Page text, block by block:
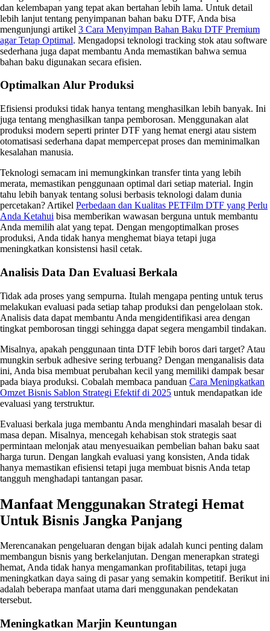
dan kelembapan yang tepat akan bertahan lebih lama. Untuk detail
lebih lanjut tentang penyimpanan bahan baku DTF, Anda bisa
mengunjungi artikel 3 Cara Menyimpan Bahan Baku DTF Premium
agar Tetap Optimal. Mengadopsi teknologi tracking stok atau software
sederhana juga dapat membantu Anda memastikan bahwa semua
bahan baku digunakan secara efisien.
Optimalkan Alur Produksi
Efisiensi produksi tidak hanya tentang menghasilkan lebih banyak. Ini
juga tentang menghasilkan tanpa pemborosan. Menggunakan alat
produksi modern seperti printer DTF yang hemat energi atau sistem
otomatisasi sederhana dapat mempercepat proses dan meminimalkan
kesalahan manusia.
Teknologi semacam ini memungkinkan transfer tinta yang lebih
merata, memastikan penggunaan optimal dari setiap material. Ingin
tahu lebih banyak tentang solusi berbasis teknologi dalam dunia
percetakan? Artikel Perbedaan dan Kualitas PETFilm DTF yang Perlu
Anda Ketahui bisa memberikan wawasan berguna untuk membantu
Anda memilih alat yang tepat. Dengan mengoptimalkan proses
produksi, Anda tidak hanya menghemat biaya tetapi juga
meningkatkan konsistensi hasil cetak.
Analisis Data Dan Evaluasi Berkala
Tidak ada proses yang sempurna. Itulah mengapa penting untuk terus
melakukan evaluasi pada setiap tahap produksi dan pengelolaan stok.
Analisis data dapat membantu Anda mengidentifikasi area dengan
tingkat pemborosan tinggi sehingga dapat segera mengambil tindakan.
Misalnya, apakah penggunaan tinta DTF lebih boros dari target? Atau
mungkin serbuk adhesive sering terbuang? Dengan menganalisis data
ini, Anda bisa membuat perubahan kecil yang memiliki dampak besar
pada biaya produksi. Cobalah membaca panduan Cara Meningkatkan
Omzet Bisnis Sablon Strategi Efektif di 2025 untuk mendapatkan ide
evaluasi yang terstruktur.
Evaluasi berkala juga membantu Anda menghindari masalah besar di
masa depan. Misalnya, mencegah kehabisan stok strategis saat
permintaan melonjak atau menyesuaikan pembelian bahan baku saat
harga turun. Dengan langkah evaluasi yang konsisten, Anda tidak
hanya memastikan efisiensi tetapi juga membuat bisnis Anda tetap
tangguh menghadapi tantangan pasar.
Manfaat Menggunakan Strategi Hemat
Untuk Bisnis Jangka Panjang
Merencanakan pengeluaran dengan bijak adalah kunci penting dalam
membangun bisnis yang berkelanjutan. Dengan menerapkan strategi
hemat, Anda tidak hanya mengamankan profitabilitas, tetapi juga
meningkatkan daya saing di pasar yang semakin kompetitif. Berikut ini
adalah beberapa manfaat utama dari menggunakan pendekatan
tersebut.
Meningkatkan Marjin Keuntungan